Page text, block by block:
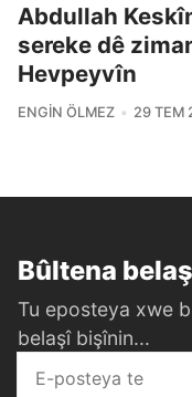
Abdullah
sereke dê
Hevpeyvîn
ENGIN ÖLMEZ 29 TEM
Bûltena belaş
Tu eposteya xwe
belaşî bişînin...